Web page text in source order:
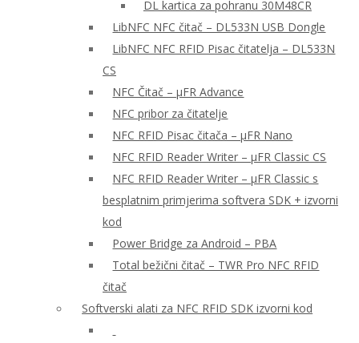
DL kartica za pohranu 30M48CR
LibNFC NFC čitač – DL533N USB Dongle
LibNFC NFC RFID Pisac čitatelja – DL533N
CS
NFC Čitač – μFR Advance
NFC pribor za čitatelje
NFC RFID Pisac čitača – μFR Nano
NFC RFID Reader Writer – μFR Classic CS
NFC RFID Reader Writer – μFR Classic s
besplatnim primjerima softvera SDK + izvorni
kod
Power Bridge za Android – PBA
Total bežični čitač – TWR Pro NFC RFID
čitač
Softverski alati za NFC RFID SDK izvorni kod